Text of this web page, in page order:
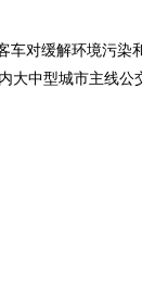
车对缓解环境污染
大中型城市主线公